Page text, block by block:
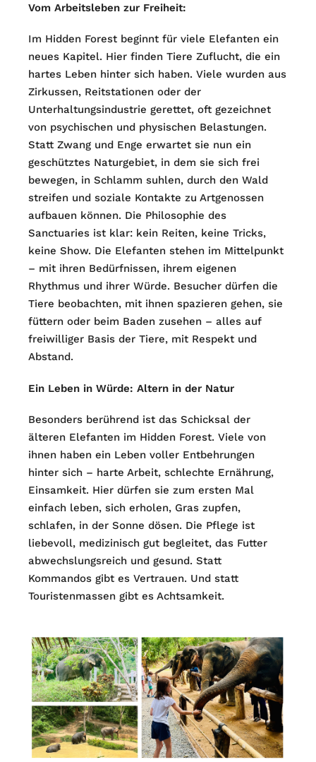
Vom Arbeitsleben zur Freiheit:
Im Hidden Forest beginnt für viele Elefanten ein
neues Kapitel. Hier finden Tiere Zuflucht, die ein
hartes Leben hinter sich haben. Viele wurden aus
Zirkussen, Reitstationen oder der
Unterhaltungsindustrie gerettet, oft gezeichnet
von psychischen und physischen Belastungen.
Statt Zwang und Enge erwartet sie nun ein
geschütztes Naturgebiet, in dem sie sich frei
bewegen, in Schlamm suhlen, durch den Wald
streifen und soziale Kontakte zu Artgenossen
aufbauen können. Die Philosophie des
Sanctuaries ist klar: kein Reiten, keine Tricks,
keine Show. Die Elefanten stehen im Mittelpunkt
– mit ihren Bedürfnissen, ihrem eigenen
Rhythmus und ihrer Würde. Besucher dürfen die
Tiere beobachten, mit ihnen spazieren gehen, sie
füttern oder beim Baden zusehen – alles auf
freiwilliger Basis der Tiere, mit Respekt und
Abstand.
Ein Leben in Würde: Altern in der Natur
Besonders berührend ist das Schicksal der
älteren Elefanten im Hidden Forest. Viele von
ihnen haben ein Leben voller Entbehrungen
hinter sich – harte Arbeit, schlechte Ernährung,
Einsamkeit. Hier dürfen sie zum ersten Mal
einfach leben, sich erholen, Gras zupfen,
schlafen, in der Sonne dösen. Die Pflege ist
liebevoll, medizinisch gut begleitet, das Futter
abwechslungsreich und gesund. Statt
Kommandos gibt es Vertrauen. Und statt
Touristenmassen gibt es Achtsamkeit.